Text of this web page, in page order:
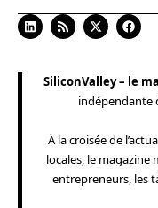
SiliconValley – le
indépendante
À la croisée de
locales, le magazine
entrepreneurs, les